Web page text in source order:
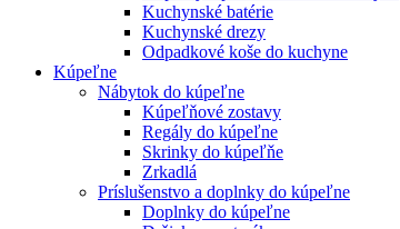
Kuchynské batérie
Kuchynské drezy
Odpadkové koše do kuchyne
Kúpeľne
Nábytok do kúpeľne
Kúpeľňové zostavy
Regály do kúpeľne
Skrinky do kúpeľňe
Zrkadlá
Príslušenstvo a doplnky do kúpeľne
Doplnky do kúpeľne